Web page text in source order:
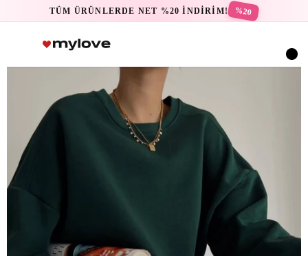
TÜM ÜRÜNLERDE NET %20 İNDİRİM! %20